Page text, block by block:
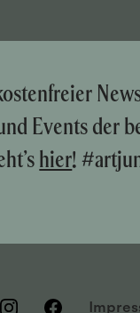
Events der
hier!